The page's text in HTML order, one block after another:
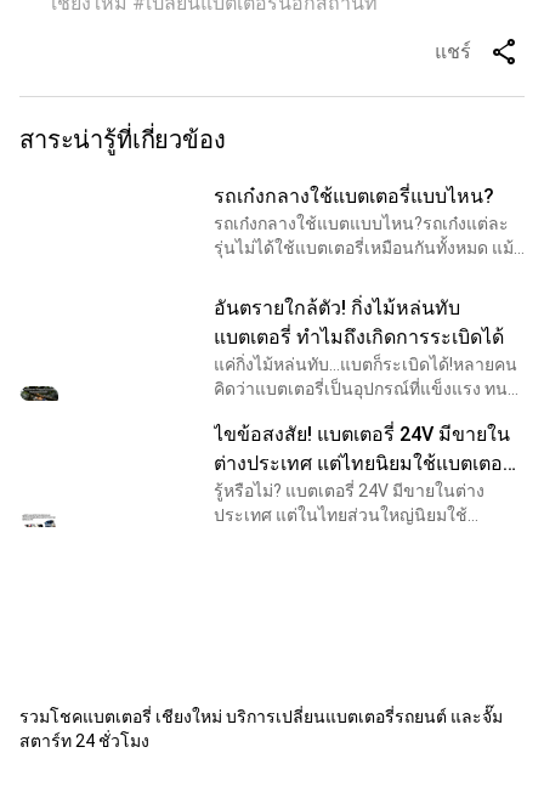
แชร์ share
สาระน่ารู้ที่เกี่ยวข้อง
รถเก๋งกลางใช้แบตเตอรี่แบบไหน?
รถเก๋งกลางใช้แบตแบบไหน?รถเก๋งแต่ละ
รุ่นไม่ได้ใช้แบตเตอรี่เหมือนกันทั้งหมด แม้
อุปกรณ์อำนวยความสะดวก และ
เทคโนโลยีภายในรถ ทำใ
อันตรายใกล้ตัว! กิ่งไม้หล่นทับ
แบตเตอรี่ ทำไมถึงเกิดการระเบิดได้
แค่กิ่งไม้หล่นทับ...แบตก็ระเบิดได้!หลายคน
คิดว่าแบตเตอรี่เป็นอุปกรณ์ที่แข็งแรง ทน
หากแบตเตอรี่ได้รับแรงกระแทกอย่าง
รุนแรงจากวัต
ไขข้อสงสัย! แบตเตอรี่ 24V มีขายใน
ต่างประเทศ แต่ไทยนิยมใช้แบตเตอรี่
12V ต่อเป็น 24V
รู้หรือไม่? แบตเตอรี่ 24V มีขายในต่าง
ประเทศ แต่ในไทยส่วนใหญ่นิยมใช้
รวมโชคแบตเตอรี่ เชียงใหม่ บริการเปลี่ยนแบตเตอรี่รถยนต์ และจั๊ม
สตาร์ท 24 ชั่วโมง